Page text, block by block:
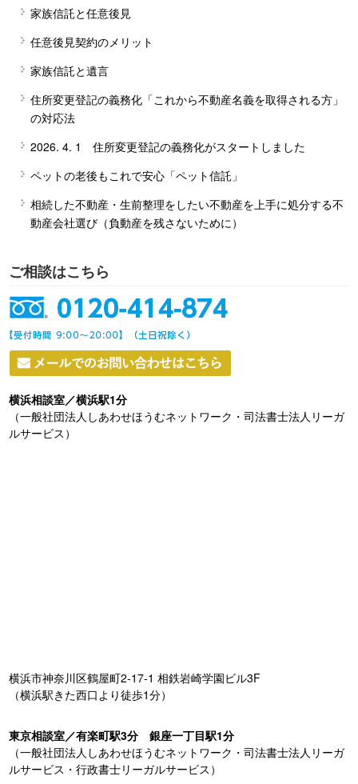
家族信託と任意後見
任意後見契約のメリット
家族信託と遺言
住所変更登記の義務化「これから不動産名義を取得される方」
の対応法
2026. 4. 1 住所変更登記の義務化がスタートしました
ペットの老後もこれで安心「ペット信託」
相続した不動産・生前整理をしたい不動産を上手に処分する不
動産会社選び（負動産を残さないために）
ご相談はこちら
横浜相談室／横浜駅1分
（一般社団法人しあわせほうむネットワーク・司法書士法人リーガ
ルサービス）
横浜市神奈川区鶴屋町2-17-1 相鉄岩崎学園ビル3F
（横浜駅きた西口より徒歩1分）
東京相談室／有楽町駅3分 銀座一丁目駅1分
（一般社団法人しあわせほうむネットワーク・司法書士法人リーガ
ルサービス・行政書士リーガルサービス）